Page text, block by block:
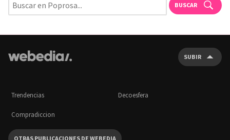
BUSCAR
SUBIR
Trendencias Decoesfera
Compradiccion
OTRAS PUBLICACIONES DE WEBEDIA